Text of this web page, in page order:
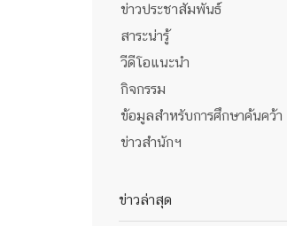
ข่าวประชาสัมพันธ์
สาระน่ารู้
วีดีโอแนะนำ
กิจกรรม
ข้อมูลสำหรับการศึกษาค้นคว้า
ข่าวสำนักฯ
ข่าวล่าสุด